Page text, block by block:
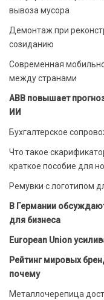
вывоза мусора
Демонтаж при
созиданию
Современная
между странами
ABB повышает
ИИ
Бухгалтерское
Что такое
краткое пособие для
Ремувки с логотипом
В Германии
для бизнеса
European Union
Рейтинг мировых
почему
Металлочерепица